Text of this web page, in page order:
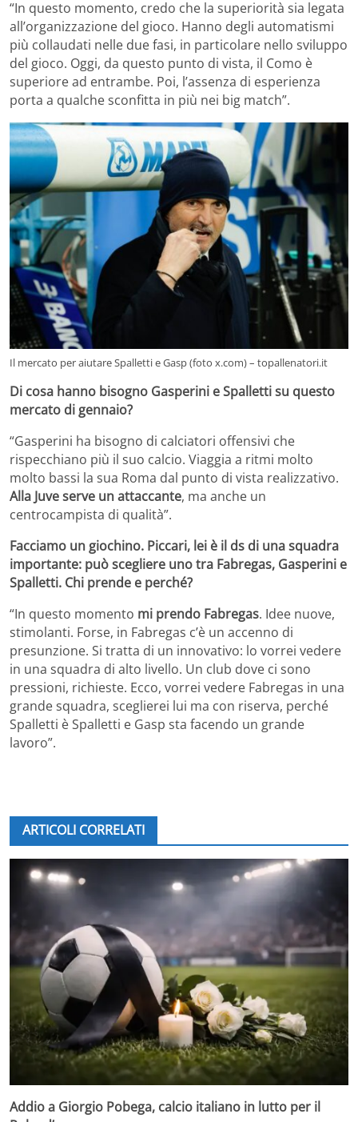
“In questo momento, credo che la superiorità sia legata
all’organizzazione del gioco. Hanno degli automatismi
più collaudati nelle due fasi, in particolare nello sviluppo
del gioco. Oggi, da questo punto di vista, il Como è
superiore ad entrambe. Poi, l’assenza di esperienza
porta a qualche sconfitta in più nei big match”.
Il mercato per aiutare Spalletti e Gasp (foto x.com) – topallenatori.it
Di cosa hanno bisogno Gasperini e Spalletti su questo
mercato di gennaio?
“Gasperini ha bisogno di calciatori offensivi che
rispecchiano più il suo calcio. Viaggia a ritmi molto
molto bassi la sua Roma dal punto di vista realizzativo.
Alla Juve serve un attaccante, ma anche un
centrocampista di qualità”.
Facciamo un giochino. Piccari, lei è il ds di una squadra
importante: può scegliere uno tra Fabregas, Gasperini e
Spalletti. Chi prende e perché?
“In questo momento mi prendo Fabregas. Idee nuove,
stimolanti. Forse, in Fabregas c’è un accenno di
presunzione. Si tratta di un innovativo: lo vorrei vedere
in una squadra di alto livello. Un club dove ci sono
pressioni, richieste. Ecco, vorrei vedere Fabregas in una
grande squadra, sceglierei lui ma con riserva, perché
Spalletti è Spalletti e Gasp sta facendo un grande
lavoro”.
ARTICOLI CORRELATI
Addio a Giorgio Pobega, calcio italiano in lutto per il